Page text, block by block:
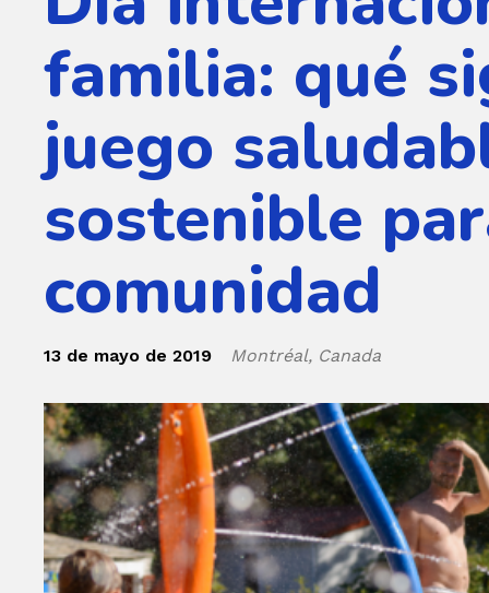
familia: qué
juego
sostenible
comunidad
13 de mayo de 2019 Montréal, Canada